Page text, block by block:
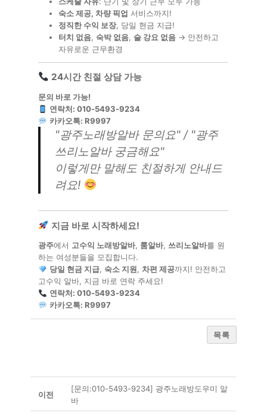
숙소 제공, 차량 픽업 서비스까지!
정직한 수익 보장, 당일 현금 지급!
터치 없음, 숙박 없음, 술 강요 없음 → 안전하고
자유로운 근무환경
24시간 친절 상담 가능
문의 바로 가능!
연락처: 010-5493-9234
카카오톡: R9997
"광주노래방알바 문의요" / "광주
쓰리노알바 궁금해요"
이렇게만 말해도 친절하게 안내드
려요!
지금 바로 시작하세요!
광주에서 고수익 노래방알바, 룸알바, 쓰리노알바를 원
하는 여성분들을 모집합니다.
당일 현금 지급, 숙소 지원, 차편 제공까지! 안전하고
고수익 알바, 지금 바로 연락 주세요!
연락처: 010-5493-9234
카카오톡: R9997
목록
이전
[문의:010-5493-9234] 광주노래방도우미 알
바